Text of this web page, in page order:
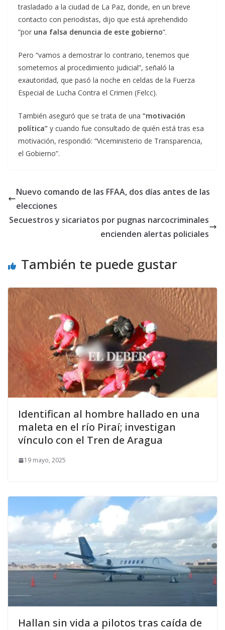
trasladado a la ciudad de La Paz, donde, en un breve
contacto con periodistas, dijo que está aprehendido
“por una falsa denuncia de este gobierno”.
Pero “vamos a demostrar lo contrario, tenemos que
someternos al procedimiento judicial”, señaló la
exautoridad, que pasó la noche en celdas de la Fuerza
Especial de Lucha Contra el Crimen (Felcc).
También aseguró que se trata de una “motivación
política” y cuando fue consultado de quién está tras esa
motivación, respondió: “Viceministerio de Transparencia,
el Gobierno”.
Nuevo comando de las FFAA, dos días antes de las
elecciones
Secuestros y sicariatos por pugnas narcocriminales
encienden alertas policiales
También te puede gustar
Identifican al hombre hallado en una
maleta en el río Piraí; investigan
vínculo con el Tren de Aragua
19 mayo, 2025
Hallan sin vida a pilotos tras caída de